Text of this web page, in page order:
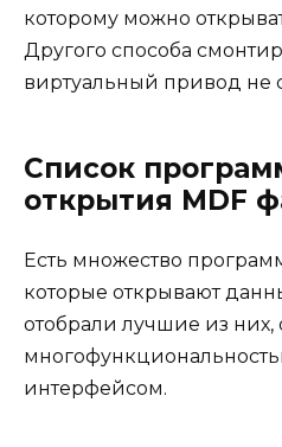
которому можно
Другого способа
виртуальный привод не
Список
открытия MDF
Есть множество
которые открывают
отобрали лучшие из
интерфейсом.